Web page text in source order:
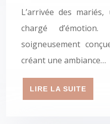
L’arrivée des
chargé
soigneusement
créant une ambiance…
LIRE LA SUITE